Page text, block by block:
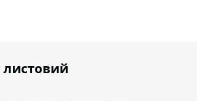
листовий